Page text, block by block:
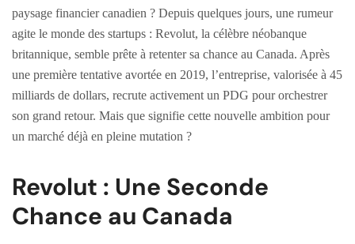
paysage financier canadien ? Depuis quelques jours, une rumeur
agite le monde des startups : Revolut, la célèbre néobanque
britannique, semble prête à retenter sa chance au Canada. Après
une première tentative avortée en 2019, l’entreprise, valorisée à 45
milliards de dollars, recrute activement un PDG pour orchestrer
son grand retour. Mais que signifie cette nouvelle ambition pour
un marché déjà en pleine mutation ?
Revolut : Une Seconde
Chance au Canada